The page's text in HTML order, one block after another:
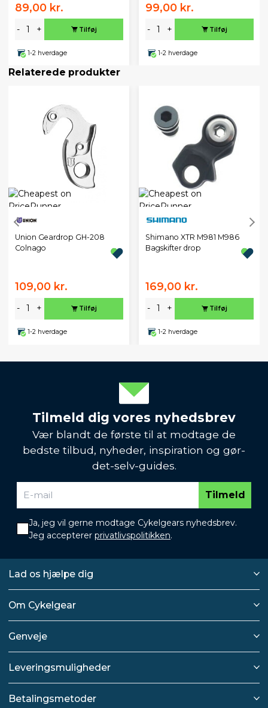
89,00 kr.
- + Tilføj
1-2 hverdage
99,00 kr.
- + Tilføj
1-2 hverdage
Relaterede produkter
Union Geardrop GH-208
Colnago
109,00 kr.
- + Tilføj
1-2 hverdage
Shimano XTR M981 M986
Bagskifter drop
169,00 kr.
- + Tilføj
1-2 hverdage
Tilmeld dig vores nyhedsbrev
Vær blandt de første til at modtage de
bedste tilbud, nyheder, inspiration og gør-
det-selv-guides.
Tilmeld
Ja, jeg vil gerne modtage Cykelgears nyhedsbrev.
Jeg accepterer privatlivspolitikken.
Lad os hjælpe dig
Om Cykelgear
Genveje
Leveringsmuligheder
Betalingsmetoder